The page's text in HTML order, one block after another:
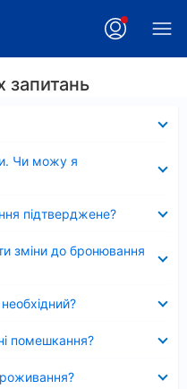
запитань
Чи можу я
підтверджене?
зміни до бронювання
помешкання?